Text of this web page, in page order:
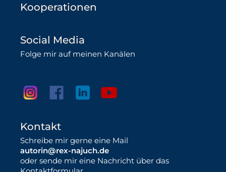
Kooperationen
Social Media
Folge mir auf meinen Kanälen
Kontakt
Schreibe mir gerne eine Mail
autorin@rex-najuch.de
oder sende mir eine Nachricht über das